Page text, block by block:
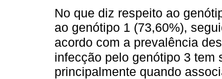
No que diz respeito ao
ao genótipo 1 (73,60%),
acordo com a prevalência
infecção pelo genótipo 3 tem
principalmente quando